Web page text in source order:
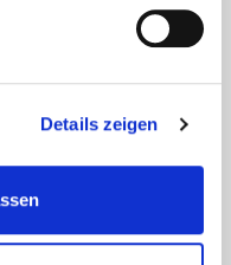
Details zeigen